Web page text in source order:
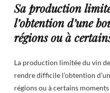
Sa production
l’obtention d’une
régions ou à
La production limitée du vin
rendre difficile l’obtention
régions ou à certains